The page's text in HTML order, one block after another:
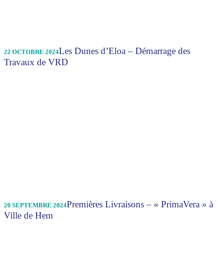
22 OCTOBRE 2024Les Dunes d’Eloa – Démarrage des
Travaux de VRD
20 SEPTEMBRE 2024Premières Livraisons – « PrimaVera » à
Ville de Hem